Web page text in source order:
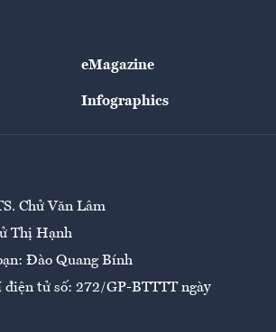
Giải trí
eMagazine
Infographics
Chử Văn Lâm
Thị Hạnh
Đào Quang Bính
điện tử số: 272/GP-BTTTT ngày